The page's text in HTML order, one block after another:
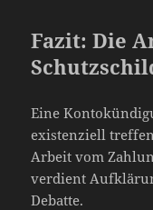
Fazit: Die
Eine
existenziell
Arbeit vom
verdient
Debatte.